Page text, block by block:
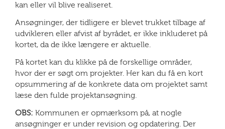
kan eller vil blive realiseret.
Ansøgninger, der tidligere er blevet trukket tilbage af
udvikleren eller afvist af byrådet, er ikke inkluderet på
kortet, da de ikke længere er aktuelle.
På kortet kan du klikke på de forskellige områder,
hvor der er søgt om projekter. Her kan du få en kort
opsummering af de konkrete data om projektet samt
læse den fulde projektansøgning.
OBS: Kommunen er opmærksom på, at nogle
ansøgninger er under revision og opdatering. Der